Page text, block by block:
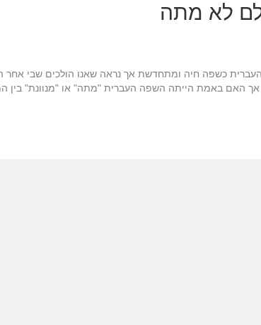
לא מתה
כשפה חיה ומתחדשת אך נראה שאנו הולכים שבי